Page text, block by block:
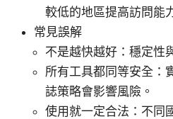
較低的地區提高訪問能
常見誤解
不是越快越好：穩定性
所有工具都同等安全：
誌策略會影響風險。
使用就一定合法：不同